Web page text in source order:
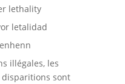
lethality
letalidad
illégales, les
sont